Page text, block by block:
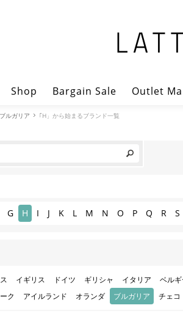
Shop Bargain Sale Outlet
ブルガリア ｢H」から始まるブランド一覧
G H I J K L M N O P Q R S
イギリス ドイツ ギリシャ イタリア
ベル
ク
アイルランド オランダ ブルガリア チェコ